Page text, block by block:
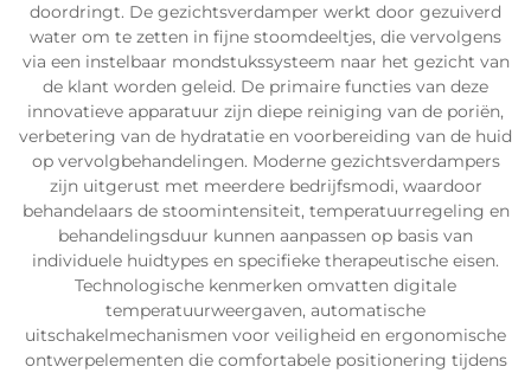
doordringt. De gezichtsverdamper werkt door gezuiverd
water om te zetten in fijne stoomdeeltjes, die vervolgens
via een instelbaar mondstukssysteem naar het gezicht van
de klant worden geleid. De primaire functies van deze
innovatieve apparatuur zijn diepe reiniging van de poriën,
verbetering van de hydratatie en voorbereiding van de huid
op vervolgbehandelingen. Moderne gezichtsverdampers
zijn uitgerust met meerdere bedrijfsmodi, waardoor
behandelaars de stoomintensiteit, temperatuurregeling en
behandelingsduur kunnen aanpassen op basis van
individuele huidtypes en specifieke therapeutische eisen.
Technologische kenmerken omvatten digitale
temperatuurweergaven, automatische
uitschakelmechanismen voor veiligheid en ergonomische
ontwerpelementen die comfortabele positionering tijdens